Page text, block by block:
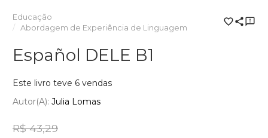
Educação
Abordagem de Experiência de Linguagem
Español DELE B1
Este livro teve 6 vendas
Autor(a): Julia Lomas
R$ 43,29